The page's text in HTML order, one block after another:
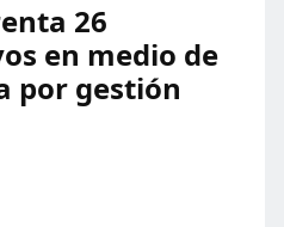
26
en medio de
por gestión